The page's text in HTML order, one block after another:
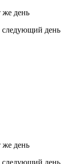
же день
следующий день
же день
следующий день